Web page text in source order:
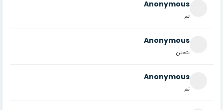
Anonymous
تم
Anonymous
بتجنن
Anonymous
تم